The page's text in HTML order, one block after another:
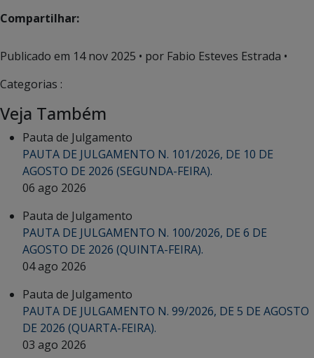
Compartilhar:
Publicado em 14 nov 2025 • por Fabio Esteves Estrada •
Categorias :
Veja Também
Pauta de Julgamento
PAUTA DE JULGAMENTO N. 101/2026, DE 10 DE
AGOSTO DE 2026 (SEGUNDA-FEIRA).
06 ago 2026
Pauta de Julgamento
PAUTA DE JULGAMENTO N. 100/2026, DE 6 DE
AGOSTO DE 2026 (QUINTA-FEIRA).
04 ago 2026
Pauta de Julgamento
PAUTA DE JULGAMENTO N. 99/2026, DE 5 DE AGOSTO
DE 2026 (QUARTA-FEIRA).
03 ago 2026